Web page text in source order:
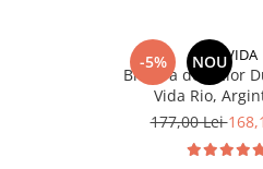
-5% NOU
UNA VIDA
Bratara de Picior
Vida Rio,
177,00 Lei